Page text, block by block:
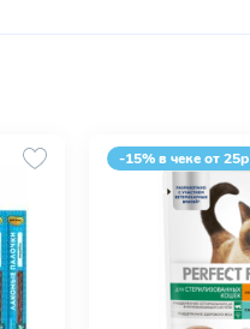
-15% в чеке от 25р